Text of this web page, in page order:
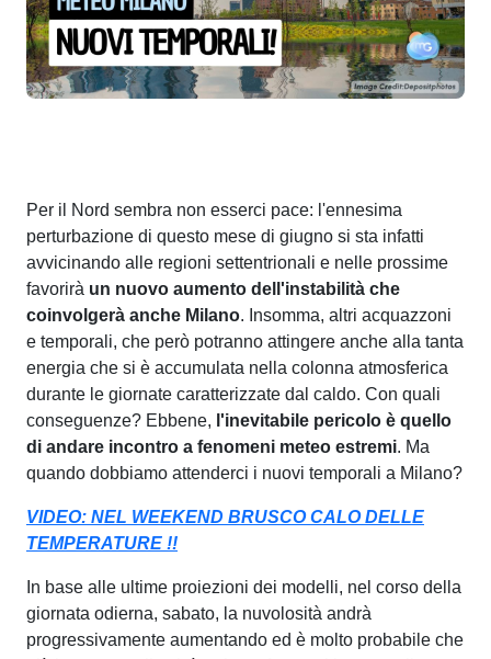
Per il Nord sembra non esserci pace: l'ennesima
perturbazione di questo mese di giugno si sta infatti
avvicinando alle regioni settentrionali e nelle prossime
favorirà un nuovo aumento dell'instabilità che
coinvolgerà anche Milano. Insomma, altri acquazzoni
e temporali, che però potranno attingere anche alla tanta
energia che si è accumulata nella colonna atmosferica
durante le giornate caratterizzate dal caldo. Con quali
conseguenze? Ebbene, l'inevitabile pericolo è quello
di andare incontro a fenomeni meteo estremi. Ma
quando dobbiamo attenderci i nuovi temporali a Milano?
VIDEO: NEL WEEKEND BRUSCO CALO DELLE
TEMPERATURE !!
In base alle ultime proiezioni dei modelli, nel corso della
giornata odierna, sabato, la nuvolosità andrà
progressivamente aumentando ed è molto probabile che